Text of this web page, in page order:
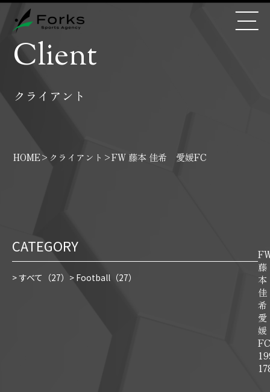
Client
クライアント
HOME> クライアント >FW 藤本 佳希 愛媛FC
藤
佳
希
愛
媛
FC
CATEGORY
> すべて（27） > Football（27）